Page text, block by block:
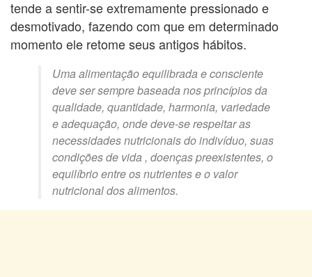
tende a sentir-se extremamente pressionado e
desmotivado, fazendo com que em determinado
momento ele retome seus antigos hábitos.
Uma alimentação equilibrada e consciente
deve ser sempre baseada nos princípios da
qualidade, quantidade, harmonia, variedade
e adequação, onde deve-se respeitar as
necessidades nutricionais do indivíduo, suas
condições de vida , doenças preexistentes, o
equilíbrio entre os nutrientes e o valor
nutricional dos alimentos.